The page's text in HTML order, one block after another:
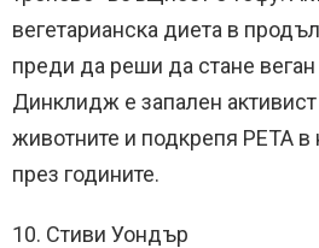
вегетарианска диета в
преди да реши да стане веган
Динклидж е запален активист
животните и подкрепя PETA
през годините.
10. Стиви Уондър